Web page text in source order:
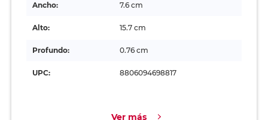
Ancho: 7.6 cm
Alto: 15.7 cm
Profundo: 0.76 cm
UPC: 8806094698817
Ver más